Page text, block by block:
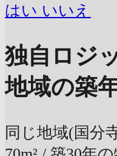
はい いいえ
独自ロジ
地域の築
同じ地域(国分